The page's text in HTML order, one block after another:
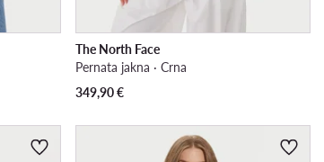
The North Face
Pernata jakna · Crna
349,90€